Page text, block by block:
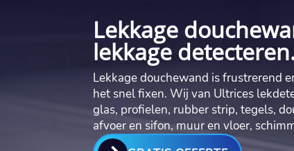
Lekkage
lekkage
Lekkage douchewand is frustrerend
het snel fixen. Wij van Ultrices
glas, profielen, rubber strip, tegels,
afvoer en sifon, muur en vloer,